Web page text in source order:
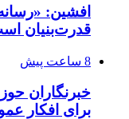
افشین:
قدرت‌بنیان
8 ساعت پیش
خبرنگاران
برای افکار